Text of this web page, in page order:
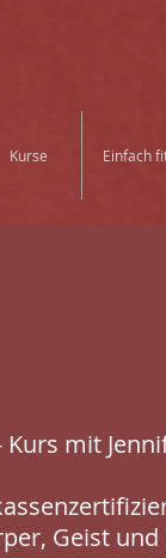
Kurse Einfach
Kurs mit
Geist